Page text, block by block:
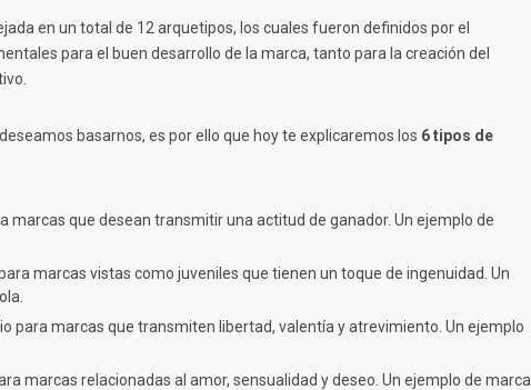
en un total de 12 arquetipos, los cuales fueron definidos por el
para el buen desarrollo de la marca, tanto para la creación del
basarnos, es por ello que hoy te explicaremos los 6 tipos de
marcas que desean transmitir una actitud de ganador. Un ejemplo de
marcas vistas como juveniles que tienen un toque de ingenuidad. Un
para marcas que transmiten libertad, valentía y atrevimiento. Un ejemplo
marcas relacionadas al amor, sensualidad y deseo. Un ejemplo de marca